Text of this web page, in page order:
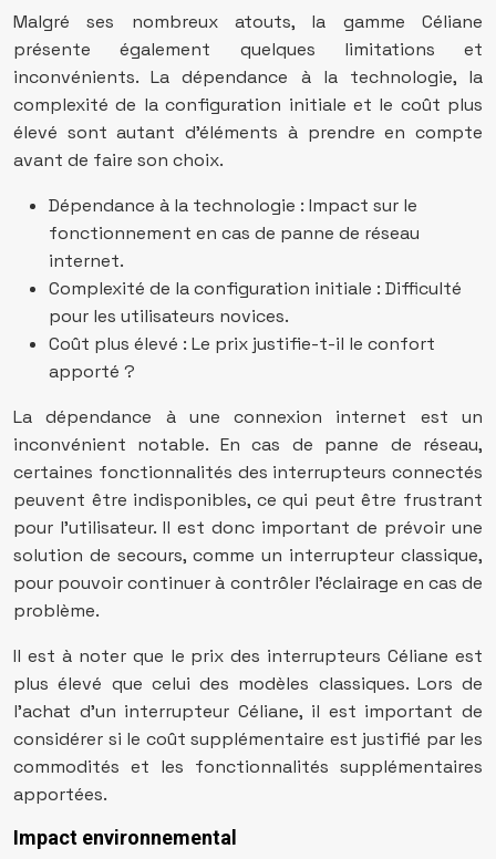
Malgré ses nombreux atouts, la gamme Céliane
présente également quelques limitations et
inconvénients. La dépendance à la technologie, la
complexité de la configuration initiale et le coût plus
élevé sont autant d’éléments à prendre en compte
avant de faire son choix.
Dépendance à la technologie : Impact sur le
fonctionnement en cas de panne de réseau
internet.
Complexité de la configuration initiale : Difficulté
pour les utilisateurs novices.
Coût plus élevé : Le prix justifie-t-il le confort
apporté ?
La dépendance à une connexion internet est un
inconvénient notable. En cas de panne de réseau,
certaines fonctionnalités des interrupteurs connectés
peuvent être indisponibles, ce qui peut être frustrant
pour l’utilisateur. Il est donc important de prévoir une
solution de secours, comme un interrupteur classique,
pour pouvoir continuer à contrôler l’éclairage en cas de
problème.
Il est à noter que le prix des interrupteurs Céliane est
plus élevé que celui des modèles classiques. Lors de
l’achat d’un interrupteur Céliane, il est important de
considérer si le coût supplémentaire est justifié par les
commodités et les fonctionnalités supplémentaires
apportées.
Impact environnemental